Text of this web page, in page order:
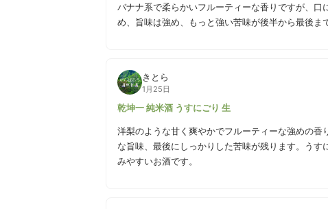
バナナ系で柔らかいフルーティーな香りですが、口
め、旨味は強め、もっと強い苦味が後半から最後ま
きとら
1月25日
乾坤一 純米酒 うすにごり 生
洋梨のような甘く爽やかでフルーティーな強めの
な旨味、最後にしっかりした苦味が残ります。う
みやすいお酒です。